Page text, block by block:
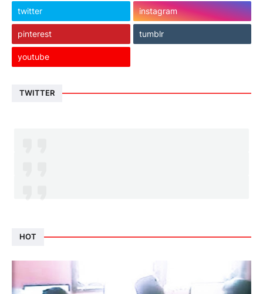
twitter instagram
pinterest tumblr
youtube
TWITTER
HOT